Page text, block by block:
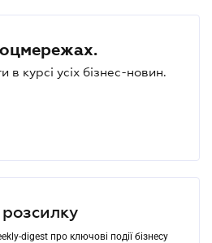
в курсі усіх бізнес-новин.
digest про ключові події бізнесу